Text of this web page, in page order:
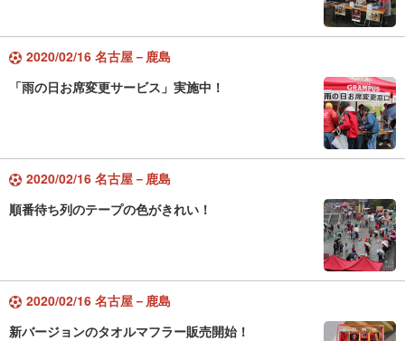
2020/02/16 名古屋－鹿島
「雨の日お席変更サービス」実施中！
2020/02/16 名古屋－鹿島
順番待ち列のテープの色がきれい！
2020/02/16 名古屋－鹿島
新バージョンのタオルマフラー販売開始！